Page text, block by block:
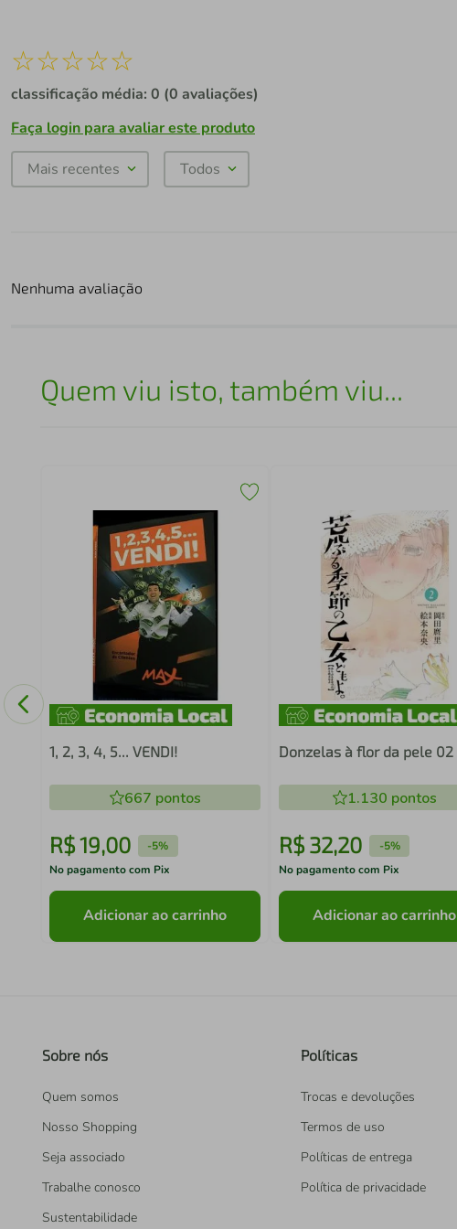
☆☆☆☆☆
classificação média: 0 (0 avaliações)
Faça login para avaliar este produto
Mais recentes Todos
Nenhuma avaliação
Quem viu isto, também viu...
1, 2, 3, 4, 5... VENDI!
667 pontos
R$19,00 -5%
No pagamento com Pix
Adicionar ao carrinho
Donzelas à flor da pele 02
1.130 pontos
R$ 32,20 -5%
No pagamento com Pix
Adicionar ao carrinho
Sobre nós
Quem somos
Nosso Shopping
Seja associado
Trabalhe conosco
Sustentabilidade
Políticas
Trocas e devoluções
Termos de uso
Políticas de entrega
Política de privacidade